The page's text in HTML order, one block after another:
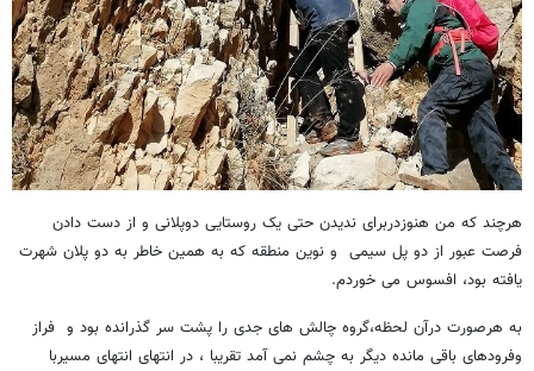
هرچند که من هنوزدربرای ندیدن حتی یک روستایی دوپلانی و از دست دادن
فرصت عبور از دو پل سیمی و نوین منطقه که به همین خاطر به دو پلان شهرت
یافته بود، افسوس می خوردم.
به هرصورت درآن لحظه،گروه چالش های جدی را پشت سر گذرانده بود و فراز
وفرودهای باقی مانده دیگر به چشم نمی آمد تقریبا ، در انتهای انتهای مسیربا